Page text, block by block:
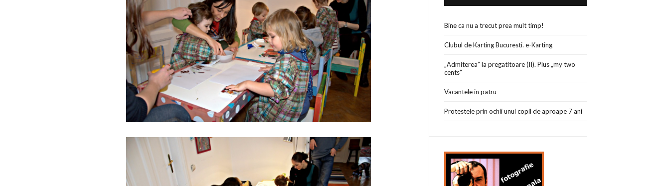
Bine ca nu a trecut prea mult timp!
Clubul de Karting Bucuresti. e-Karting
„Admiterea” la pregatitoare (II). Plus „my two
cents”
Vacantele in patru
Protestele prin ochii unui copil de aproape 7 ani